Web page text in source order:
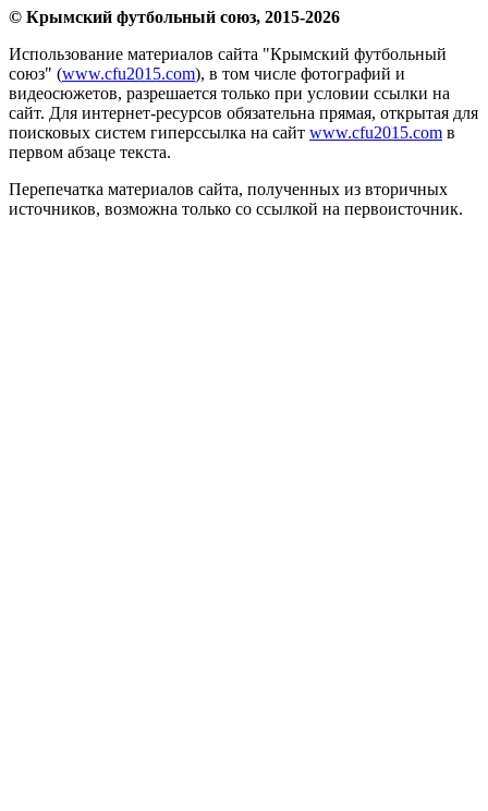
© Крымский футбольный союз, 2015-2026
Использование материалов сайта "Крымский футбольный
союз" (www.cfu2015.com), в том числе фотографий и
видеосюжетов, разрешается только при условии ссылки на
сайт. Для интернет-ресурсов обязательна прямая, открытая для
поисковых систем гиперссылка на сайт www.cfu2015.com в
первом абзаце текста.
Перепечатка материалов сайта, полученных из вторичных
источников, возможна только со ссылкой на первоисточник.